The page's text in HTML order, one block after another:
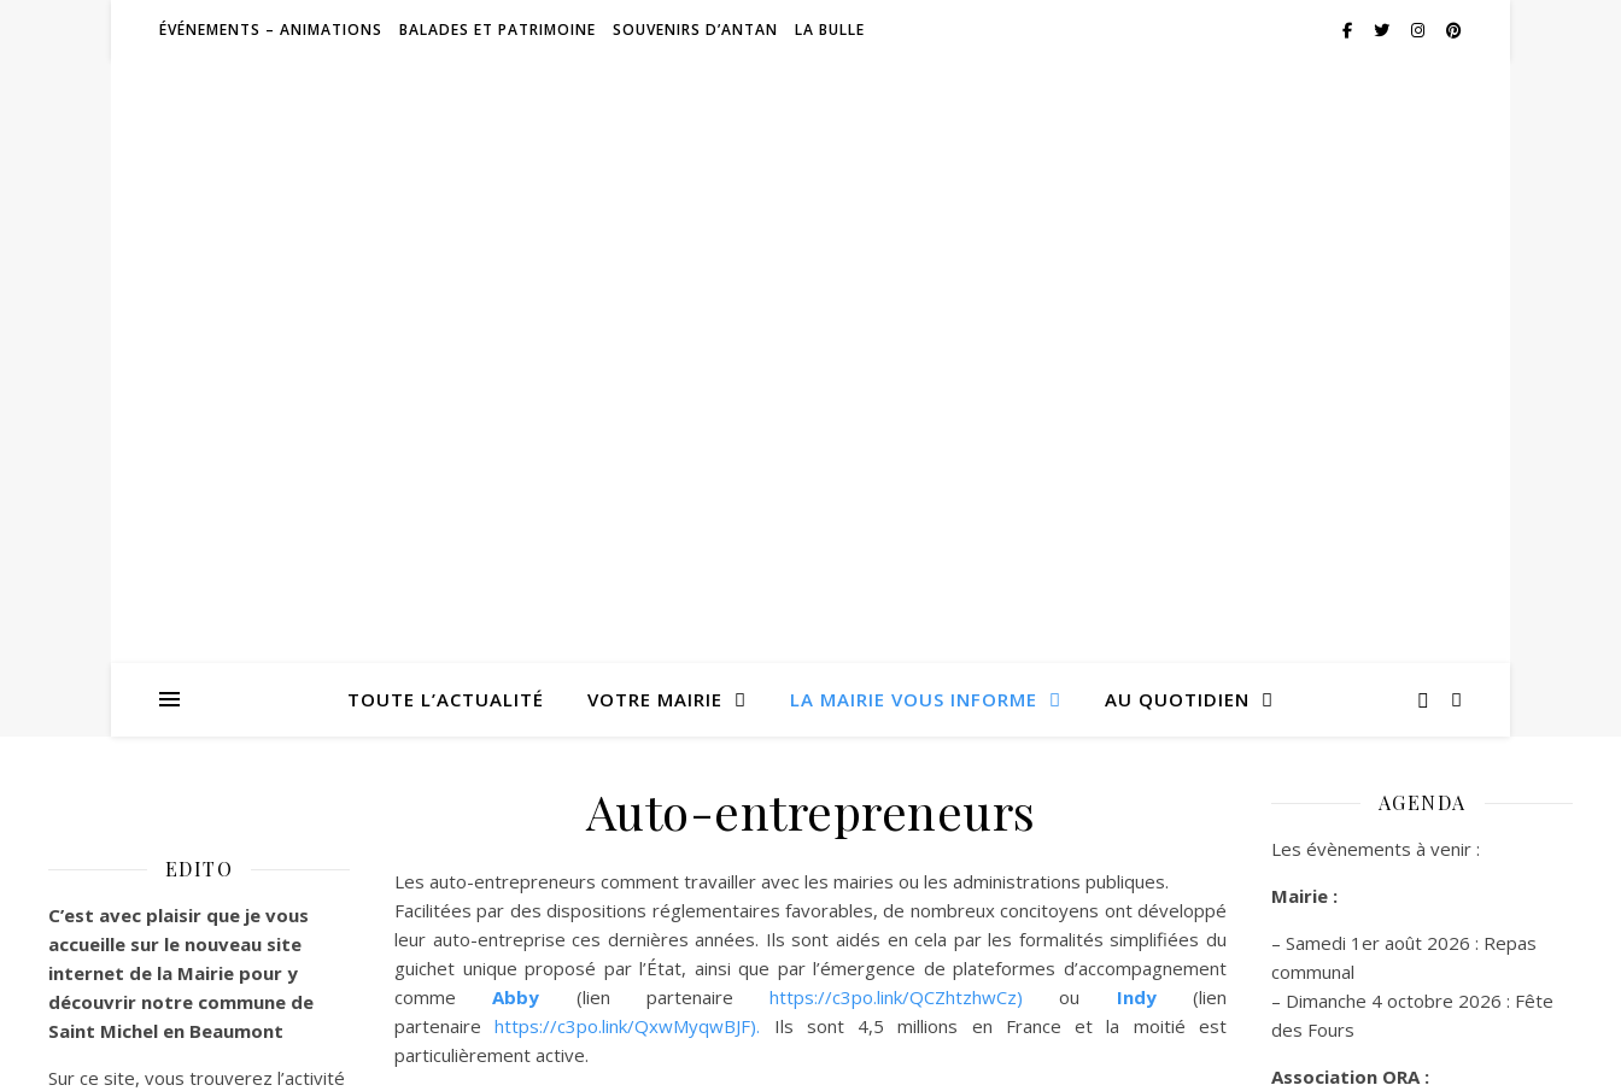
ÉVÉNEMENTS – ANIMATIONS BALADES ET PATRIMOINE SOUVENIRS D’ANTAN LA BULLE
TOUTE L’ACTUALITÉ VOTRE MAIRIE LA MAIRIE VOUS INFORME AU QUOTIDIEN
EDITO
C’est avec plaisir que je vous
accueille sur le nouveau site
internet de la Mairie pour y
découvrir notre commune de
Saint Michel en Beaumont
Sur ce site, vous trouverez l’activité
Auto-entrepreneurs
Les auto-entrepreneurs comment travailler avec les mairies ou les administrations publiques.
Facilitées par des dispositions réglementaires favorables, de nombreux concitoyens ont développé
leur auto-entreprise ces dernières années. Ils sont aidés en cela par les formalités simplifiées du
guichet unique proposé par l’État, ainsi que par l’émergence de plateformes d’accompagnement
comme
Abby (lien partenairehttps://c3po.link/QCZhtzhwCz) ou Indy(lien
partenairehttps://c3po.link/QxwMyqwBJF). Ils sont 4,5 millions en France et la moitié est
particulièrement active.
AGENDA
Les évènements à venir :
Mairie :
– Samedi 1er août 2026 : Repas
communal
– Dimanche 4 octobre 2026 : Fête
des Fours
Association ORA :